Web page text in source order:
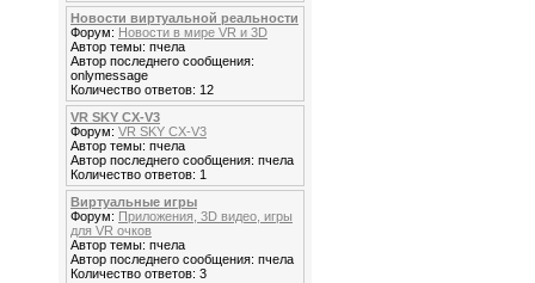
Новости виртуальной реальности
Форум: Новости в мире VR и 3D
Автор темы: пчела
Автор последнего сообщения:
onlymessage
Количество ответов: 12
VR SKY CX-V3
Форум: VR SKY CX-V3
Автор темы: пчела
Автор последнего сообщения: пчела
Количество ответов: 1
Виртуальные игры
Форум: Приложения, 3D видео, игры
для VR очков
Автор темы: пчела
Автор последнего сообщения: пчела
Количество ответов: 3